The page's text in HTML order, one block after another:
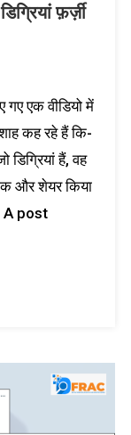
फ़र्ज़ी
एक वीडियो में
कह रहे हैं कि-
हैं, वह
और शेयर किया
A post